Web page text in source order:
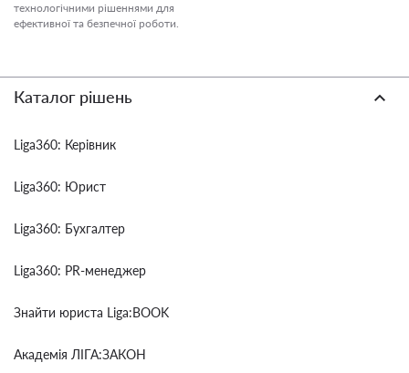
технологічними рішеннями для
ефективної та безпечної роботи.
Каталог рішень
Liga360: Керівник
Liga360: Юрист
Liga360: Бухгалтер
Liga360: PR-менеджер
Знайти юриста Liga:BOOK
Академія ЛІГА:ЗАКОН